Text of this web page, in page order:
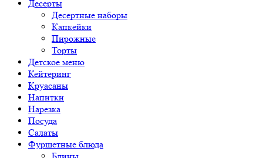
Десерты
Десертные наборы
Капкейки
Пирожные
Торты
Детское меню
Кейтеринг
Круасаны
Напитки
Нарезка
Посуда
Салаты
Фуршетные блюда